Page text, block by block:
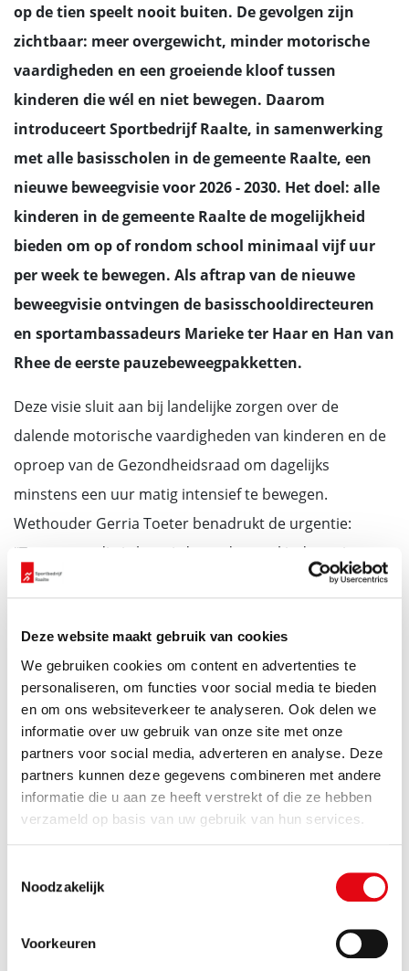
Deze website maakt gebruik van cookies
We gebruiken cookies om content en advertenties te
personaliseren, om functies voor social media te bieden
en om ons websiteverkeer te analyseren. Ook delen we
informatie over uw gebruik van onze site met onze
partners voor social media, adverteren en analyse. Deze
partners kunnen deze gegevens combineren met andere
informatie die u aan ze heeft verstrekt of die ze hebben
verzameld op basis van uw gebruik van hun services.
Noodzakelijk
Voorkeuren
op de tien speelt nooit buiten. De gevolgen zijn
zichtbaar: meer overgewicht, minder motorische
vaardigheden en een groeiende kloof tussen
kinderen die wél en niet bewegen. Daarom
introduceert Sportbedrijf Raalte, in samenwerking
met alle basisscholen in de gemeente Raalte, een
nieuwe beweegvisie voor 2026 - 2030. Het doel: alle
kinderen in de gemeente Raalte de mogelijkheid
bieden om op of rondom school minimaal vijf uur
per week te bewegen. Als aftrap van de nieuwe
beweegvisie ontvingen de basisschooldirecteuren
en sportambassadeurs Marieke ter Haar en Han van
Rhee de eerste pauzebeweegpakketten.
Deze visie sluit aan bij landelijke zorgen over de
dalende motorische vaardigheden van kinderen en de
oproep van de Gezondheidsraad om dagelijks
minstens een uur matig intensief te bewegen.
Wethouder Gerria Toeter benadrukt de urgentie:
“Tegenwoordig is het uitdagender om kinderen in
beweging te krijgen en houden. Dit nieuwe initiatief van
gymlessen van de vakdocent een extra impuls aan het
bewegen op scholen.”
De nieuwe beweegvisie wordt uitgevoerd via het 2+1+2
concept. Dat betekent twee uur kwalitatief goed
bewegingsonderwijs, één uur extra bewegen tijdens
schooltijd en twee uur naschoolse sport- en
beweegactiviteiten. Samen vormt dit de vijf uur
actief te laten opgroeien. De aanpak richt zich niet
veelzijdigheid en veilig leren bewegen in verschillende